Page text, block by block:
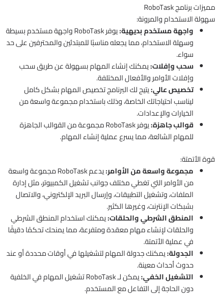
مميزات برنامج RoboTask
سهولة الاستخدام والمرونة:
واجهة مستخدم بديهية:
يوفر RoboTask واجهة مستخدم بسيطة
وسهلة الاستخدام، مما يجعله مناسبًا للمبتدئين والمحترفين على حد
سواء.
سحب وإفلات:يمكنك إنشاء المهام بسهولة عن طريق سحب
وإفلات الأوامر والأفعال المختلفة.
تخصيص عالي:يتيح لك البرنامج تخصيص المهام بشكل كامل
ليناسب احتياجاتك الخاصة، وذلك باستخدام مجموعة واسعة من
الخيارات والإعدادات.
قوالب جاهزة:
يوفر RoboTask مجموعة من القوالب الجاهزة
للمهام الشائعة، مما يسرع عملية إنشاء المهام.
قوة الأتمتة:
مجموعة واسعة من الأوامر:
يدعم RoboTask مجموعة واسعة
من الأوامر التي تغطي مختلف جوانب تشغيل الكمبيوتر، مثل إدارة
الملفات، وتشغيل التطبيقات، وإرسال البريد الإلكتروني، والاتصال
بشبكات الإنترنت، وغيرها الكثير.
المنطق الشرطي والحلقات:يمكنك استخدام المنطق الشرطي
والحلقات لإنشاء مهام معقدة ومتفرعة، مما يمنحك تحكمًا دقيقًا
في عملية الأتمتة.
الجدولة:يمكنك جدولة المهام لتشغيلها في أوقات محددة أو عند
حدوث أحداث معينة.
التشغيل الخفي:
يمكن لـ RoboTask تشغيل المهام في الخلفية
دون الحاجة إلى التفاعل مع المستخدم.